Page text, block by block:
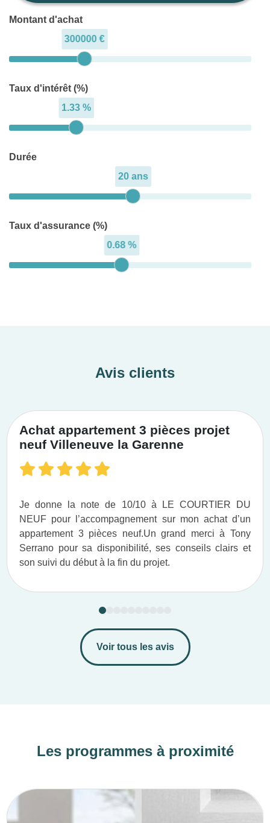
Montant d'achat
300000 €
Taux d'intérêt (%)
1.33 %
Durée
20 ans
Taux d'assurance (%)
0.68 %
Avis clients
Achat appartement 3 pièces projet
neuf Villeneuve la Garenne
Je donne la note de 10/10 à LE COURTIER DU
NEUF pour l’accompagnement sur mon achat d’un
appartement 3 pièces neuf.​ Un grand merci à Tony
Serrano pour sa disponibilité, ses conseils clairs et
son suivi du début à la fin du projet.​
Voir tous les avis
Les programmes à proximité